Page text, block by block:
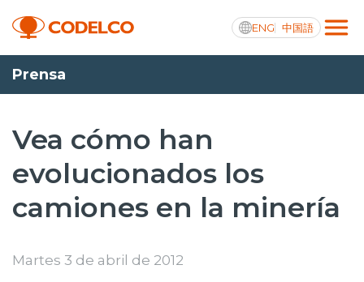
ENG 中国語
Transparencia activa
Nosotros
Operaciones
Prensa
Vea cómo han
evolucionados los
camiones en la minería
Martes 3 de abril de 2012